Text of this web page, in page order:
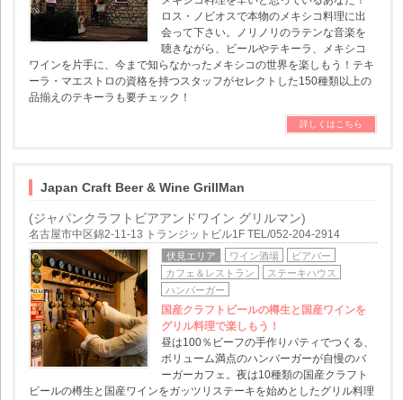
ロス・ノビオスで本物のメキシコ料理に出
会って下さい。ノリノリのラテンな音楽を
聴きながら、ビールやテキーラ、メキシコ
ワインを片手に、今まで知らなかったメキシコの世界を楽しもう！テキ
ーラ・マエストロの資格を持つスタッフがセレクトした150種類以上の
品揃えのテキーラも要チェック！
詳しくはこちら
Japan Craft Beer & Wine GrillMan
(ジャパンクラフトビアアンドワイン グリルマン)
名古屋市中区錦2-11-13 トランジットビル1F TEL/052-204-2914
伏見エリア ワイン酒場
ビアバー
カフェ＆レストラン
ステーキハウス
ハンバーガー
国産クラフトビールの樽生と国産ワインを
グリル料理で楽しもう！
昼は100％ビーフの手作りパティでつくる、
ボリューム満点のハンバーガーが自慢のバ
ーガーカフェ。夜は10種類の国産クラフト
ビールの樽生と国産ワインをガッツリステーキを始めとしたグリル料理